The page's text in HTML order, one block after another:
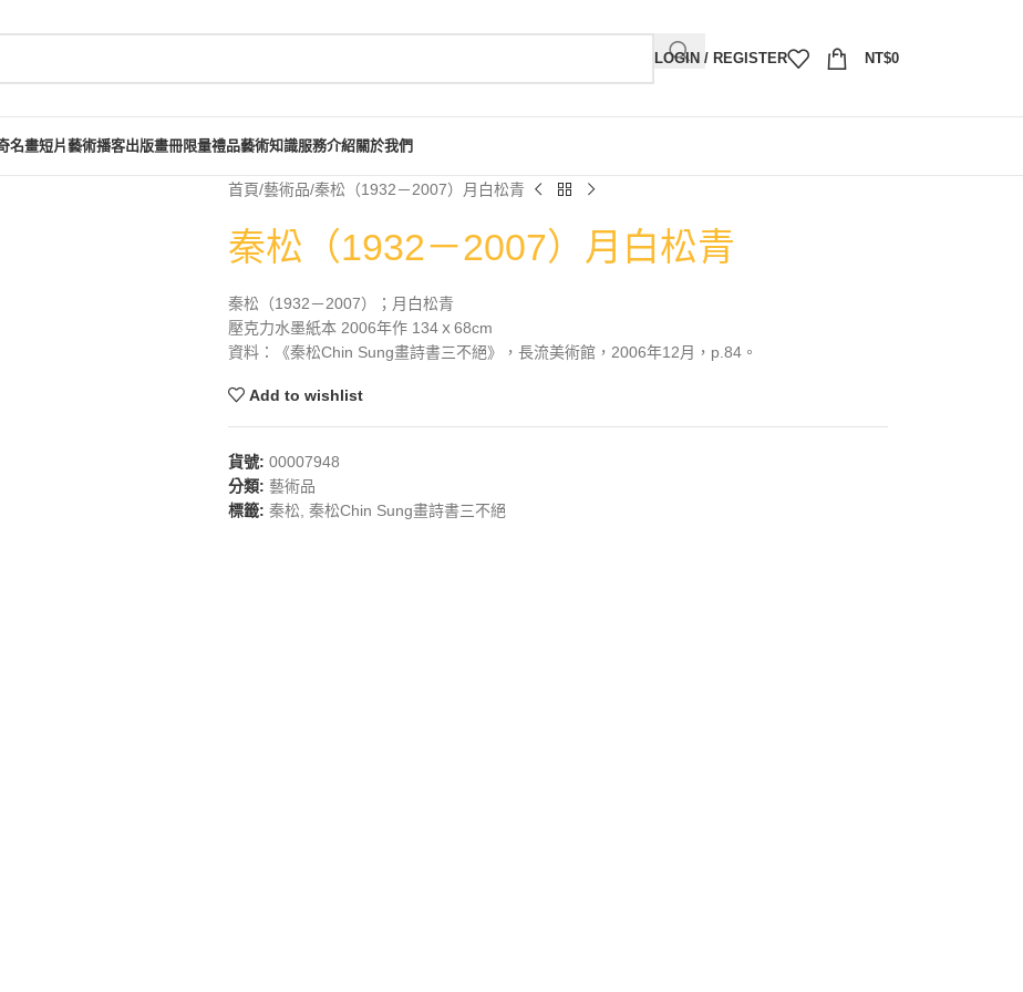
LOGIN / REGISTER NT$0
名畫短片藝術播客出版畫冊限量禮品藝術知識服務介紹關於我們
首頁 藝術品 秦松（1932－2007）月白松青
秦松（1932－2007）月白松青
秦松（1932－2007）；月白松青
壓克力水墨紙本 2006年作 134ｘ68cm
資料：《秦松Chin Sung畫詩書三不絕》，長流美術館，2006年12月，p.84。
Add to wishlist
貨號: 00007948
分類: 藝術品
標籤: 秦松 秦松Chin Sung畫詩書三不絕